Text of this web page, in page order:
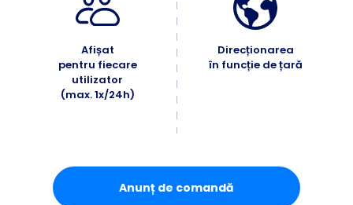
Afișat
pentru fiecare
utilizator
(max. 1x/24h)
Direcționarea
în funcție de țară
Anunț de comandă